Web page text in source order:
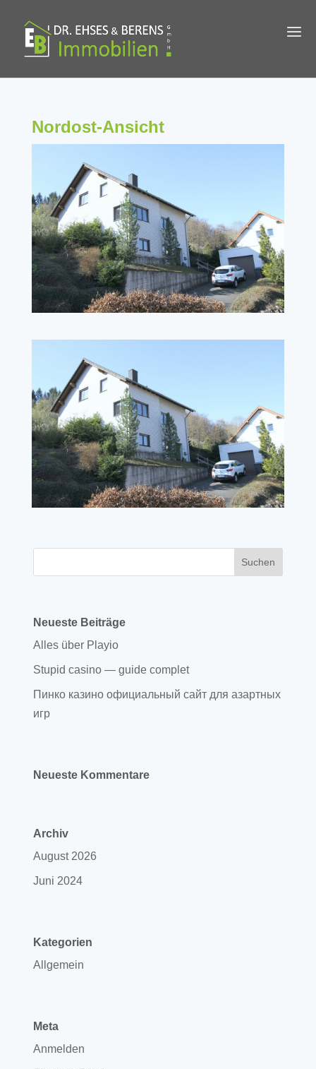
Nordost-Ansicht
Neueste Beiträge
Alles über Playio
Stupid casino — guide complet
Пинко казино официальный сайт для азартных
игр
Neueste Kommentare
Archiv
August 2026
Juni 2024
Kategorien
Allgemein
Meta
Anmelden